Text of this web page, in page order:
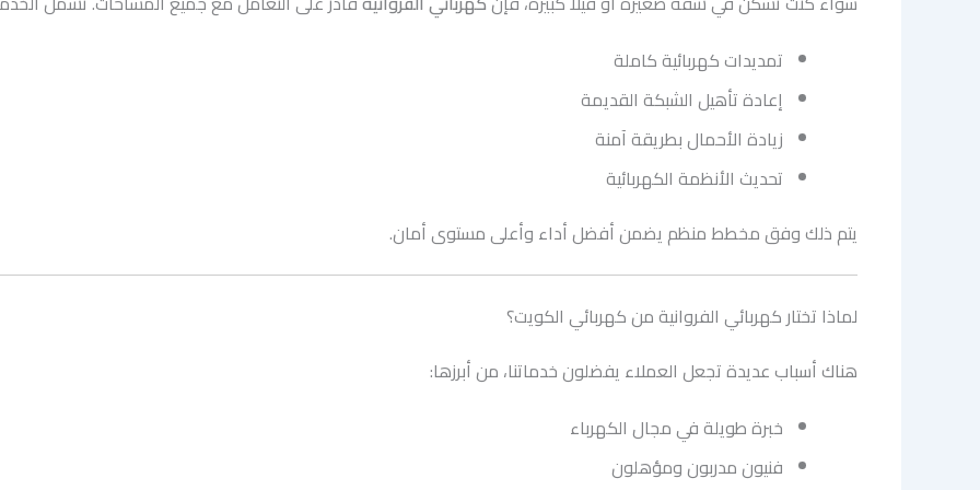
تمديدات كهربائية كاملة
إعادة تأهيل الشبكة القديمة
زيادة الأحمال بطريقة آمنة
تحديث الأنظمة الكهربائية
يتم ذلك وفق مخطط منظم يضمن أفضل أداء وأعلى مستوى أمان.
لماذا تختار كهربائي الفروانية من كهربائي الكويت؟
هناك أسباب عديدة تجعل العملاء يفضلون خدماتنا، من أبرزها:
خبرة طويلة في مجال الكهرباء
فنيون مدربون ومؤهلون